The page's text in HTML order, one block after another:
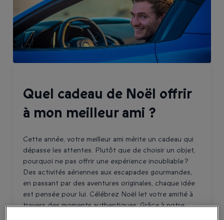
Quel cadeau de Noël offrir
à mon meilleur ami ?
Cette année, votre meilleur ami mérite un cadeau qui
dépasse les attentes. Plutôt que de choisir un objet,
pourquoi ne pas offrir une expérience inoubliable ?
Des activités aériennes aux escapades gourmandes,
en passant par des aventures originales, chaque idée
est pensée pour lui. Célébrez Noël let votre amitié à
travers des moments authentiques. Grâce à notre